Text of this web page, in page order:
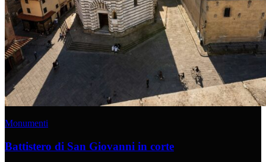
Monumenti
Battistero di San Giovanni in corte